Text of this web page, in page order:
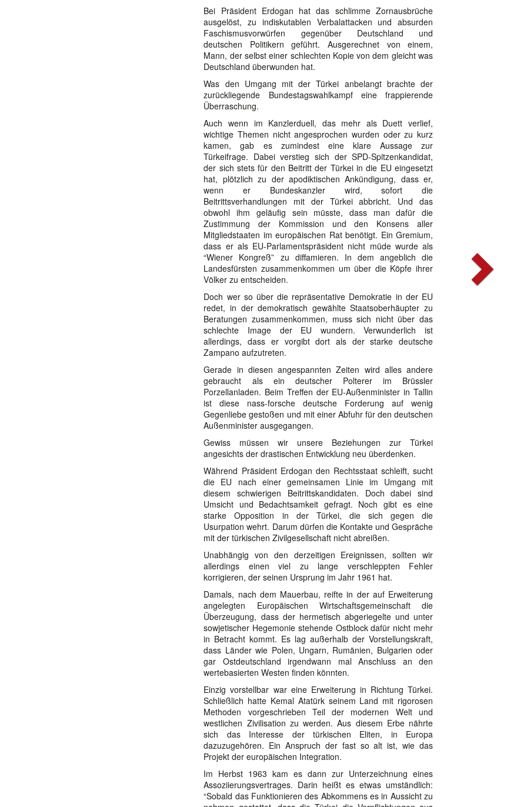
Bei Präsident Erdogan hat das schlimme Zornausbrüche
ausgelöst, zu indiskutablen Verbalattacken und absurden
Faschismusvorwürfen gegenüber Deutschland und
deutschen Politikern geführt. Ausgerechnet von einem,
Mann, der selbst einer schlechten Kopie von dem gleicht was
Deutschland überwunden hat.
Was den Umgang mit der Türkei anbelangt brachte der
zurückliegende Bundestagswahlkampf eine frappierende
Überraschung.
Auch wenn im Kanzlerduell, das mehr als Duett verlief,
wichtige Themen nicht angesprochen wurden oder zu kurz
kamen, gab es zumindest eine klare Aussage zur
Türkeifrage. Dabei verstieg sich der SPD-Spitzenkandidat,
der sich stets für den Beitritt der Türkei in die EU eingesetzt
hat, plötzlich zu der apodiktischen Ankündigung, dass er,
wenn er Bundeskanzler wird, sofort die
Beitrittsverhandlungen mit der Türkei abbricht. Und das
obwohl ihm geläufig sein müsste, dass man dafür die
Zustimmung der Kommission und den Konsens aller
Mitgliedstaaten im europäischen Rat benötigt. Ein Gremium,
dass er als EU-Parlamentspräsident nicht müde wurde als
“Wiener Kongreß” zu diffamieren. In dem angeblich die
Landesfürsten zusammenkommen um über die Köpfe ihrer
Völker zu entscheiden.
Doch wer so über die repräsentative Demokratie in der EU
redet, in der demokratisch gewählte Staatsoberhäupter zu
Beratungen zusammenkommen, muss sich nicht über das
schlechte Image der EU wundern. Verwunderlich ist
allerdings, dass er vorgibt dort als der starke deutsche
Zampano aufzutreten.
Gerade in diesen angespannten Zeiten wird alles andere
gebraucht als ein deutscher Polterer im Brüssler
Porzellanladen. Beim Treffen der EU-Außenminister in Tallin
ist diese nass-forsche deutsche Forderung auf wenig
Gegenliebe gestoßen und mit einer Abfuhr für den deutschen
Außenminister ausgegangen.
Gewiss müssen wir unsere Beziehungen zur Türkei
angesichts der drastischen Entwicklung neu überdenken.
Während Präsident Erdogan den Rechtsstaat schleift, sucht
die EU nach einer gemeinsamen Linie im Umgang mit
diesem schwierigen Beitrittskandidaten. Doch dabei sind
Umsicht und Bedachtsamkeit gefragt. Noch gibt es eine
starke Opposition in der Türkei, die sich gegen die
Usurpation wehrt. Darum dürfen die Kontakte und Gespräche
mit der türkischen Zivilgesellschaft nicht abreißen.
Unabhängig von den derzeitigen Ereignissen, sollten wir
allerdings einen viel zu lange verschleppten Fehler
korrigieren, der seinen Ursprung im Jahr 1961 hat.
Damals, nach dem Mauerbau, reifte in der auf Erweiterung
angelegten Europäischen Wirtschaftsgemeinschaft die
Überzeugung, dass der hermetisch abgeriegelte und unter
sowjetischer Hegemonie stehende Ostblock dafür nicht mehr
in Betracht kommt. Es lag außerhalb der Vorstellungskraft,
dass Länder wie Polen, Ungarn, Rumänien, Bulgarien oder
gar Ostdeutschland irgendwann mal Anschluss an den
wertebasierten Westen finden könnten.
Einzig vorstellbar war eine Erweiterung in Richtung Türkei.
Schließlich hatte Kemal Atatürk seinem Land mit rigorosen
Methoden vorgeschrieben Teil der modernen Welt und
westlichen Zivilisation zu werden. Aus diesem Erbe nährte
sich das Interesse der türkischen Eliten, in Europa
dazuzugehören. Ein Anspruch der fast so alt ist, wie das
Projekt der europäischen Integration.
Im Herbst 1963 kam es dann zur Unterzeichnung eines
Assoziierungsvertrages. Darin heißt es etwas umständlich:
“Sobald das Funktionieren des Abkommens es in Aussicht zu